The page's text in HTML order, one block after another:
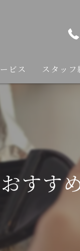
ビス
ット
ー
毛矯正
ートメント
スタッ
すす